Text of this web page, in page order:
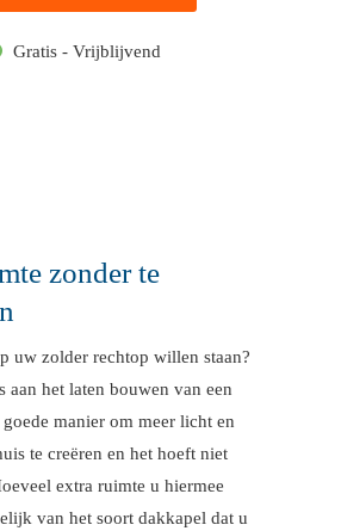
Gratis - Vrijblijvend
zonder te
uw zolder rechtop willen staan?
aan het laten bouwen van een
manier om meer licht en
te creëren en het hoeft niet
extra ruimte u hiermee
van het soort dakkapel dat u